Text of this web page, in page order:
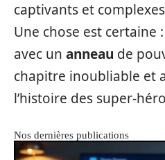
captivants et
Une chose est certaine
avec un anneau de
chapitre inoubliable et
l’histoire des super-
Nos dernières publications